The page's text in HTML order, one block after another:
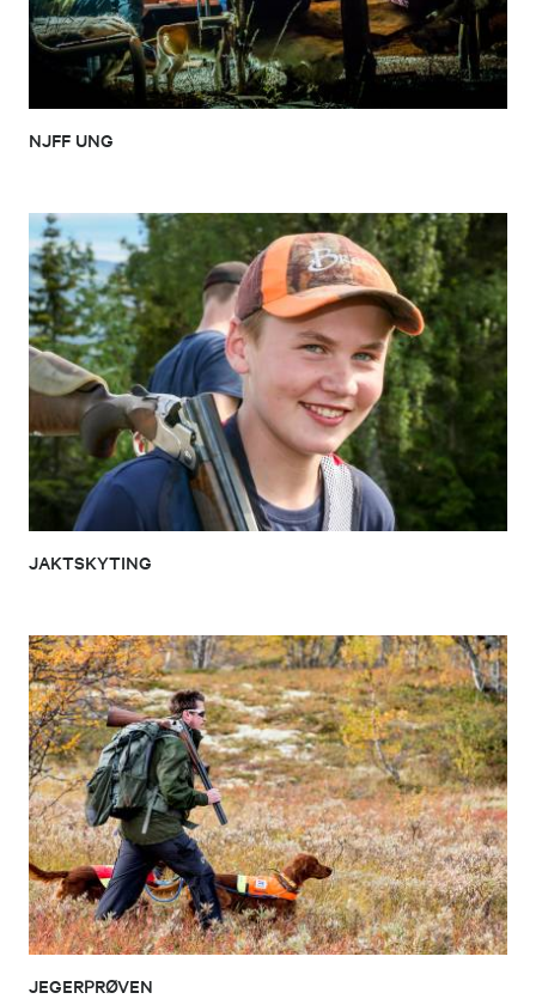
NJFF UNG
JAKTSKYTING
JEGERPRØVEN